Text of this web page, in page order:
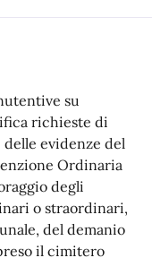
su
richieste di
delle evidenze del
Ordinaria
degli
o straordinari,
del demanio
il cimitero